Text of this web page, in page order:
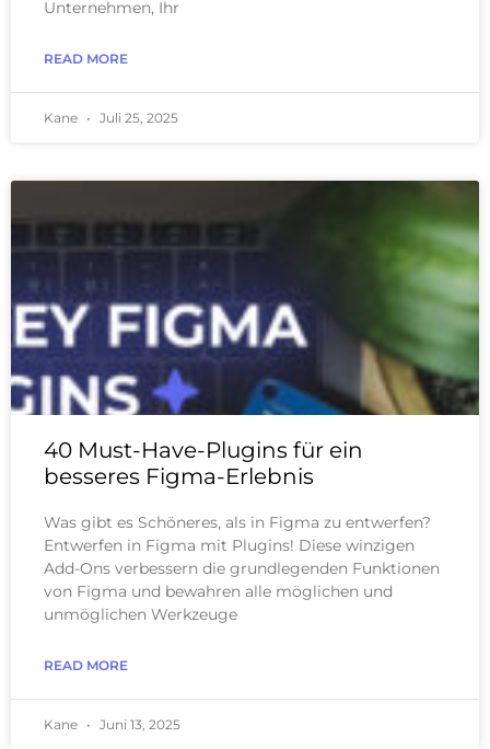
Unternehmen, Ihr
READ MORE
Kane Juli 25, 2025
40 Must-Have-Plugins für ein
besseres Figma-Erlebnis
Was gibt es Schöneres, als in Figma zu entwerfen?
Entwerfen in Figma mit Plugins! Diese winzigen
Add-Ons verbessern die grundlegenden Funktionen
von Figma und bewahren alle möglichen und
unmöglichen Werkzeuge
READ MORE
Kane Juni 13, 2025